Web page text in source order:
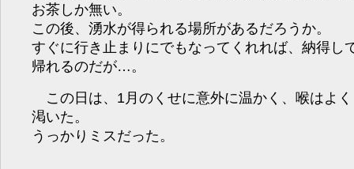
お茶しか無い。
この後、湧水が得られる場所があるだろうか。
すぐに行き止まりにでもなってくれれば、納得し
帰れるのだが…。
この日は、1月のくせに意外に温かく、喉はよく
渇いた。
うっかりミスだった。